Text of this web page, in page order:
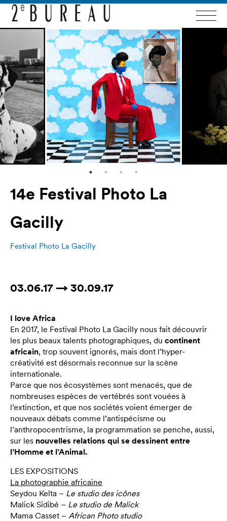
14e Festival Photo La
Gacilly
Festival Photo La Gacilly
03.06.17 → 30.09.17
I love Africa
En 2017, le Festival Photo La Gacilly nous fait découvrir
les plus beaux talents photographiques, du continent
africain, trop souvent ignorés, mais dont l’hyper-
créativité est désormais reconnue sur la scène
internationale.
Parce que nos écosystèmes sont menacés, que de
nombreuses espèces de vertébrés sont vouées à
l’extinction, et que nos sociétés voient émerger de
nouveaux débats comme l’antispécisme ou
l’anthropocentrisme, la programmation se penche, aussi,
sur les nouvelles relations qui se dessinent entre
l’Homme et l’Animal.
LES EXPOSITIONS
La photographie africaine
Seydou Keïta – Le studio des icônes
Malick Sidibé – Le studio de Malick
Mama Casset – African Photo studio